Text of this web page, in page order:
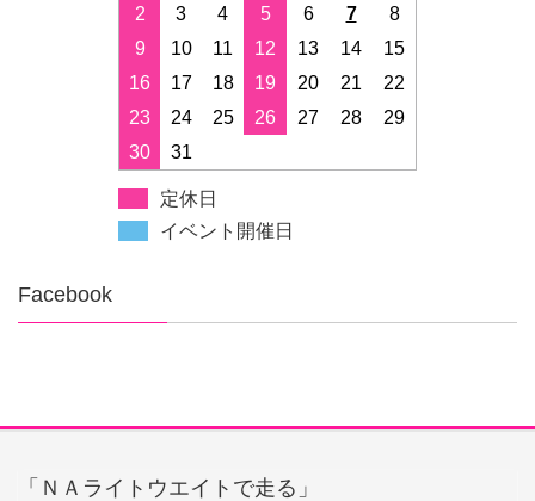
2
3 4 5 6 7
8
9
10 11 12 13 14
15
16
17 18 19 20 21
22
23
24 25 26 27 28
29
30
31
定休日
イベント開催日
Facebook
「ＮＡライトウエイトで走る」